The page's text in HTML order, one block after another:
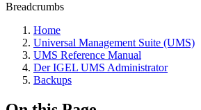
Breadcrumbs
Home
Universal Management Suite (UMS)
UMS Reference Manual
Der IGEL UMS Administrator
Backups